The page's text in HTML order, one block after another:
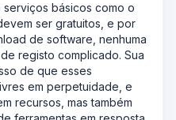
serviços básicos como o
ser gratuitos, e por
de software, nenhuma
registo complicado. Sua
de que esses
em perpetuidade, e
recursos, mas também